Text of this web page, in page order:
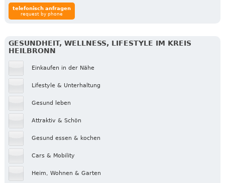
telefonisch anfragen
request by phone
GESUNDHEIT, WELLNESS, LIFESTYLE IM KREIS
HEILBRONN
Einkaufen in der Nähe
Lifestyle & Unterhaltung
Gesund leben
Attraktiv & Schön
Gesund essen & kochen
Cars & Mobility
Heim, Wohnen & Garten